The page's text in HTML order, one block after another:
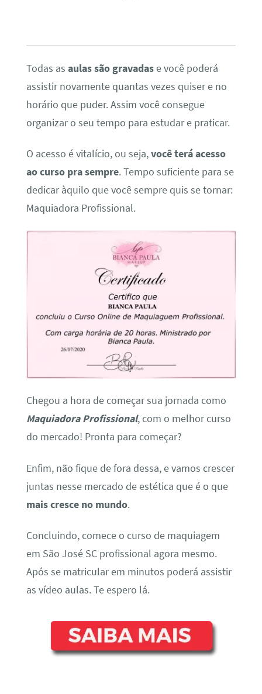
Todas as aulas são gravadase você poderá
assistir novamente quantas vezes quiser e no
horário que puder. Assim você consegue
organizar o seu tempo para estudar e praticar.
O acesso é vitalício, ou seja,você terá acesso
ao curso pra sempre. Tempo suficiente para se
dedicar àquilo que você sempre quis se tornar:
Maquiadora Profissional.
Chegou a hora de começar sua jornada como
Maquiadora Profissional, com o melhor curso
do mercado! Pronta para começar?
Enfim, não fique de fora dessa, e vamos crescer
juntas nesse mercado de estética que é o que
mais cresce no mundo.
Concluindo, comece o curso de maquiagem
em São José SC profissional agora mesmo.
Após se matricular em minutos poderá assistir
as vídeo aulas. Te espero lá.